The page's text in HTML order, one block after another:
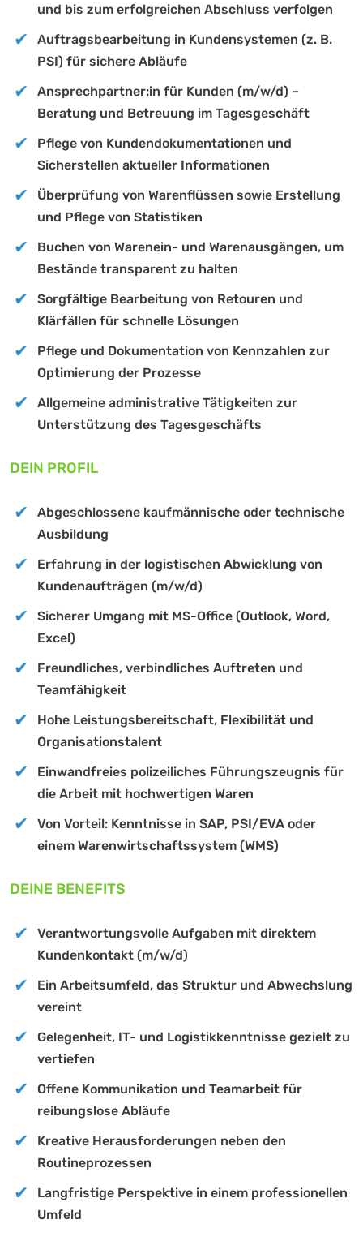
und bis zum erfolgreichen Abschluss verfolgen
Auftragsbearbeitung in Kundensystemen (z. B.
PSI) für sichere Abläufe
Ansprechpartner:in für Kunden (m/w/d) –
Beratung und Betreuung im Tagesgeschäft
Pflege von Kundendokumentationen und
Sicherstellen aktueller Informationen
Überprüfung von Warenflüssen sowie Erstellung
und Pflege von Statistiken
Buchen von Warenein- und Warenausgängen, um
Bestände transparent zu halten
Sorgfältige Bearbeitung von Retouren und
Klärfällen für schnelle Lösungen
Pflege und Dokumentation von Kennzahlen zur
Optimierung der Prozesse
Allgemeine administrative Tätigkeiten zur
Unterstützung des Tagesgeschäfts
DEIN PROFIL
Abgeschlossene kaufmännische oder technische
Ausbildung
Erfahrung in der logistischen Abwicklung von
Kundenaufträgen (m/w/d)
Sicherer Umgang mit MS-Office (Outlook, Word,
Excel)
Freundliches, verbindliches Auftreten und
Teamfähigkeit
Hohe Leistungsbereitschaft, Flexibilität und
Organisationstalent
Einwandfreies polizeiliches Führungszeugnis für
die Arbeit mit hochwertigen Waren
Von Vorteil: Kenntnisse in SAP, PSI/EVA oder
einem Warenwirtschaftssystem (WMS)
DEINE BENEFITS
Verantwortungsvolle Aufgaben mit direktem
Kundenkontakt (m/w/d)
Ein Arbeitsumfeld, das Struktur und Abwechslung
vereint
Gelegenheit, IT- und Logistikkenntnisse gezielt zu
vertiefen
Offene Kommunikation und Teamarbeit für
reibungslose Abläufe
Kreative Herausforderungen neben den
Routineprozessen
Langfristige Perspektive in einem professionellen
Umfeld